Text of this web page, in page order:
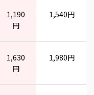
1,190
円
1,540円
1,630
円
1,980円